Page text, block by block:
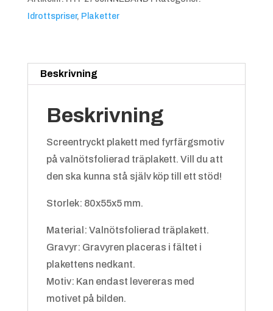
Idrottspriser, Plaketter
Beskrivning
Beskrivning
Screentryckt plakett med fyrfärgsmotiv
på valnötsfolierad träplakett. Vill du att
den ska kunna stå själv köp till ett stöd!
Storlek: 80x55x5 mm.
Material: Valnötsfolierad träplakett.
Gravyr: Gravyren placeras i fältet i
plakettens nedkant.
Motiv: Kan endast levereras med
motivet på bilden.